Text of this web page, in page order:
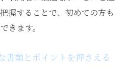
握することで、初めての方も
きます。
書類とポイントを押さえる